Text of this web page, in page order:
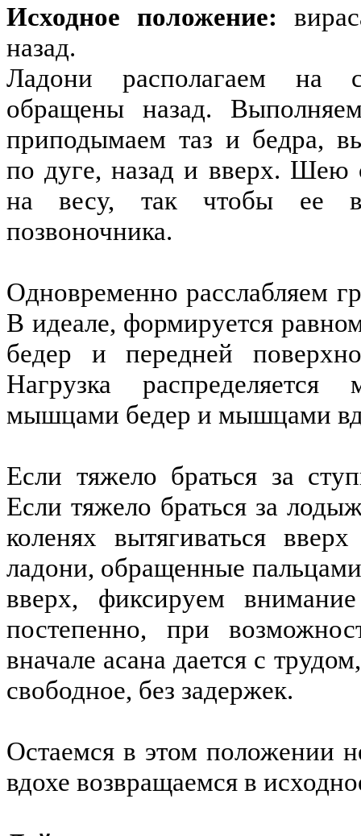
Исходное положение:
назад.
Ладони располагаем на
обращены назад.
приподымаем таз и бедра,
по дуге, назад и вверх. Шею
на весу, так чтобы ее
позвоночника.
Одновременно расслабляем
В идеале, формируется
бедер и передней
Нагрузка
мышцами бедер и мышцами
Если тяжело браться за
Если тяжело браться за
коленях вытягиваться
ладони, обращенные
вверх, фиксируем
постепенно, при
вначале асана дается с
свободное, без задержек.
Остаемся в этом положении
вдохе возвращаемся в